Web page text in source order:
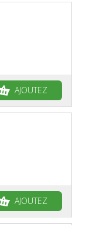
AJOUTEZ
AJOUTEZ